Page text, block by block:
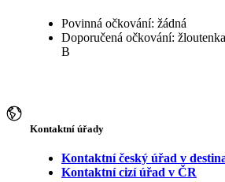
Povinná očkování: žádná
Doporučená očkování:
B
Kontaktní úřady
Kontaktní český úřad v
Kontaktní cizí úřad v ČR